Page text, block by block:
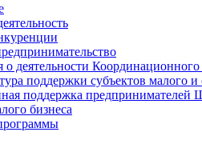
деятельности Координационного
поддержки субъектов малого и
поддержка предпринимателей
бизнеса